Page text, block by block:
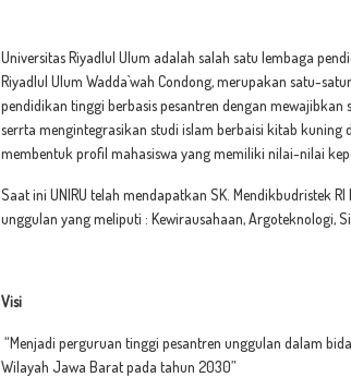
Universitas Riyadlul Ulum adalah salah satu lembaga
Riyadlul Ulum Wadda`wah Condong, merupakan satu-
pendidikan tinggi berbasis pesantren dengan
serrta mengintegrasikan studi islam berbaisi kitab
membentuk profil mahasiswa yang memiliki nilai-nilai
Saat ini UNIRU telah mendapatkan SK. Mendikbudristek
unggulan yang meliputi : Kewirausahaan, Argoteknologi,
Visi
“Menjadi perguruan tinggi pesantren unggulan dalam
Wilayah Jawa Barat pada tahun 2030”